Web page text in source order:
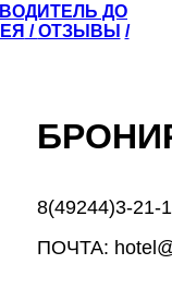
ДО
/ОТЗЫВЫ /
8(49244)3-21-
ПОЧТА: